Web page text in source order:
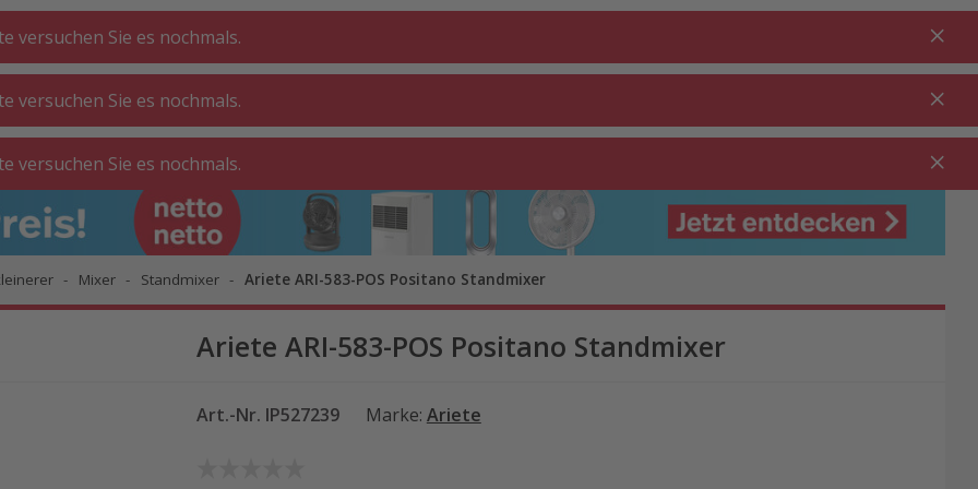
Warenkorb
⋅
BADEZIMMER
Mixer Standmixer Ariete ARI-583-POS Positano Standmixer
Ariete ARI-583-POS Positano Standmixer
Art.-Nr. IP527239 Marke: Ariete
versuchen Sie es nochmals.
versuchen Sie es nochmals.
versuchen Sie es nochmals.